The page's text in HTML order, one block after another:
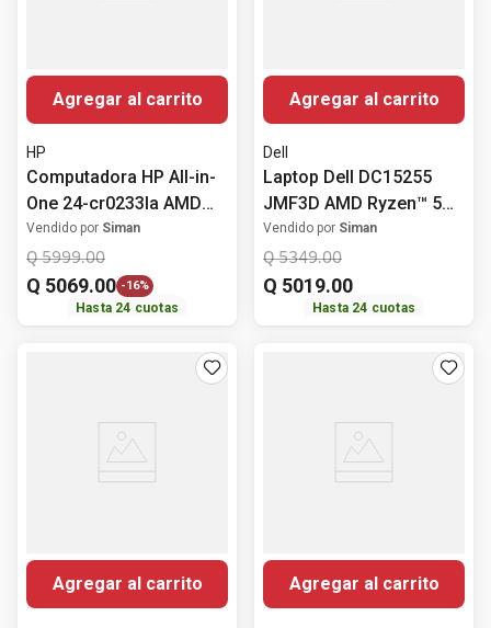
Agregar al carrito
HP
Computadora HP All-in-
One 24-cr0233la AMD
Ryzen™ 3 7320U 8GB
RAM 512GB SSD
Windows 11 24" (60.96
Vendido por Siman
Q 5999.00
Q 5069.00 -16%
Hasta 24 cuotas
Agregar al carrito
Dell
Laptop Dell DC15255
JMF3D AMD Ryzen™ 5
7520U 8GB RAM 512GB
ROM Windows 11 15.6"
(39.62 cm)
Vendido por Siman
Q 5349.00
Q 5019.00
Hasta 24 cuotas
Agregar al carrito Agregar al carrito